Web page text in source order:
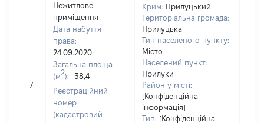
7
Нежитлове
приміщення
Дата набуття
права:
24.09.2020
Загальна площа
(м2):
38,4
Реєстраційний
номер
(кадастровий
Крим: Прилуцький
Територіальна громада:
Прилуцька
Тип населеного пункту:
Місто
Населений пункт:
Прилуки
Район у місті:
[Конфіденційна
інформація]
Тип: [Конфіденційна